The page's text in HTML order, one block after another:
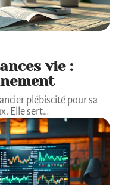
vie :
plébiscité pour sa
Elle sert…